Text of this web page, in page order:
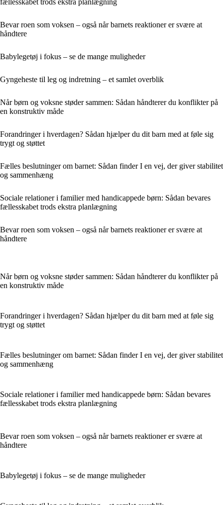
Bevar roen som voksen – også når barnets reaktioner er svære at
håndtere
Babylegetøj i fokus – se de mange muligheder
Gyngeheste til leg og indretning – et samlet overblik
Når børn og voksne støder sammen: Sådan håndterer du konflikter på
en konstruktiv måde
Forandringer i hverdagen? Sådan hjælper du dit barn med at føle sig
trygt og støttet
Fælles beslutninger om barnet: Sådan finder I en vej, der giver stabilitet
og sammenhæng
Sociale relationer i familier med handicappede børn: Sådan bevares
fællesskabet trods ekstra planlægning
Bevar roen som voksen – også når barnets reaktioner er svære at
håndtere
Når børn og voksne støder sammen: Sådan håndterer du konflikter på
en konstruktiv måde
Forandringer i hverdagen? Sådan hjælper du dit barn med at føle sig
trygt og støttet
Fælles beslutninger om barnet: Sådan finder I en vej, der giver stabilitet
og sammenhæng
Sociale relationer i familier med handicappede børn: Sådan bevares
fællesskabet trods ekstra planlægning
Bevar roen som voksen – også når barnets reaktioner er svære at
håndtere
Babylegetøj i fokus – se de mange muligheder